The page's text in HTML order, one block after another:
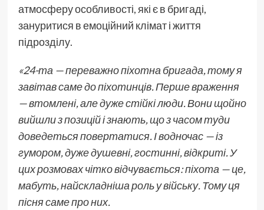
атмосферу особливості, які є в бригаді,
зануритися в емоційний клімат і життя
підрозділу.
«24-та — переважно піхотна бригада, тому я
завітав саме до піхотинців. Перше враження
— втомлені, але дуже стійкі люди. Вони щойно
вийшли з позицій і знають, що з часом туди
доведеться повертатися. І водночас — із
гумором, дуже душевні, гостинні, відкриті. У
цих розмовах чітко відчувається: піхота — це,
мабуть, найскладніша роль у війську. Тому ця
пісня саме про них.